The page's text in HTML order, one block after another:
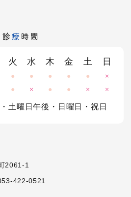
診 療 時間
火 水 木 金 土 日
● ● ● ● ●
×
● × ● ● × ×
土曜日午後・日曜日・祝日
2061-1
422-0521